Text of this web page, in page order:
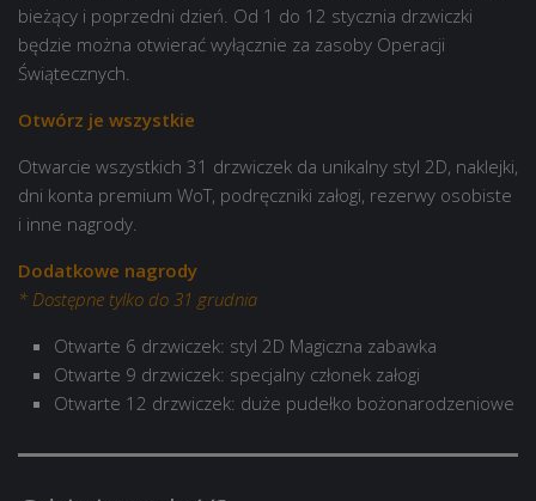
bieżący i poprzedni dzień. Od 1 do 12 stycznia drzwiczki
będzie można otwierać wyłącznie za zasoby Operacji
Świątecznych.
Otwórz je wszystkie
Otwarcie wszystkich 31 drzwiczek da unikalny styl 2D, naklejki,
dni konta premium WoT, podręczniki załogi, rezerwy osobiste
i inne nagrody.
Dodatkowe nagrody
* Dostępne tylko do 31 grudnia
Otwarte 6 drzwiczek: styl 2D Magiczna zabawka
Otwarte 9 drzwiczek: specjalny członek załogi
Otwarte 12 drzwiczek: duże pudełko bożonarodzeniowe